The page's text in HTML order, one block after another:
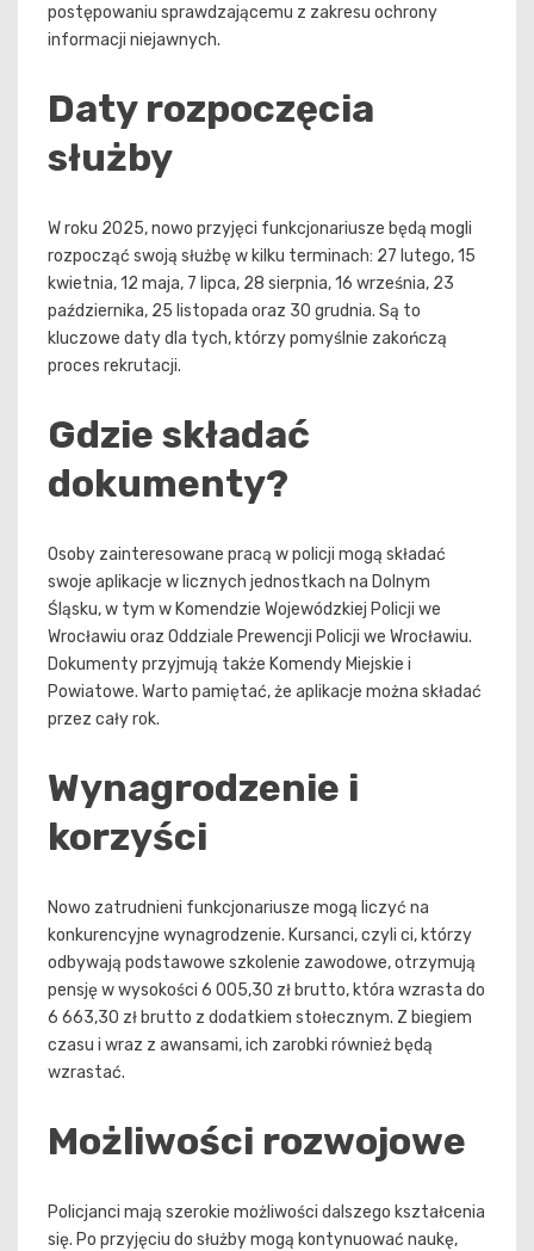
postępowaniu sprawdzającemu z zakresu ochrony
informacji niejawnych.
Daty rozpoczęcia
służby
W roku 2025, nowo przyjęci funkcjonariusze będą mogli
rozpocząć swoją służbę w kilku terminach: 27 lutego, 15
kwietnia, 12 maja, 7 lipca, 28 sierpnia, 16 września, 23
października, 25 listopada oraz 30 grudnia. Są to
kluczowe daty dla tych, którzy pomyślnie zakończą
proces rekrutacji.
Gdzie składać
dokumenty?
Osoby zainteresowane pracą w policji mogą składać
swoje aplikacje w licznych jednostkach na Dolnym
Śląsku, w tym w Komendzie Wojewódzkiej Policji we
Wrocławiu oraz Oddziale Prewencji Policji we Wrocławiu.
Dokumenty przyjmują także Komendy Miejskie i
Powiatowe. Warto pamiętać, że aplikacje można składać
przez cały rok.
Wynagrodzenie i
korzyści
Nowo zatrudnieni funkcjonariusze mogą liczyć na
konkurencyjne wynagrodzenie. Kursanci, czyli ci, którzy
odbywają podstawowe szkolenie zawodowe, otrzymują
pensję w wysokości 6 005,30 zł brutto, która wzrasta do
6 663,30 zł brutto z dodatkiem stołecznym. Z biegiem
czasu i wraz z awansami, ich zarobki również będą
wzrastać.
Możliwości rozwojowe
Policjanci mają szerokie możliwości dalszego kształcenia
się. Po przyjęciu do służby mogą kontynuować naukę,